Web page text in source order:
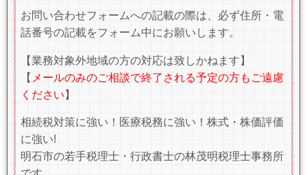
お問い合わせフォームへの記載の際は、必ず住所・電
話番号の記載をフォーム中にお願いします。
【業務対象外地域の方の対応は致しかねます】
【 メールのみのご相談で終了される予定の方もご遠慮
ください 】
相続税対策に強い！医療税務に強い！株式・株価評価
に強い!
明石市の若手税理士・行政書士の林茂明税理士事務所